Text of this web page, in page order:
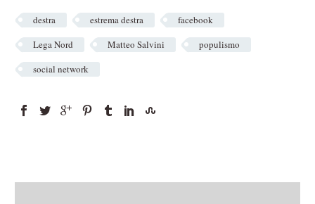
destra estrema destra
facebook
Lega Nord
Matteo Salvini
populismo
social network